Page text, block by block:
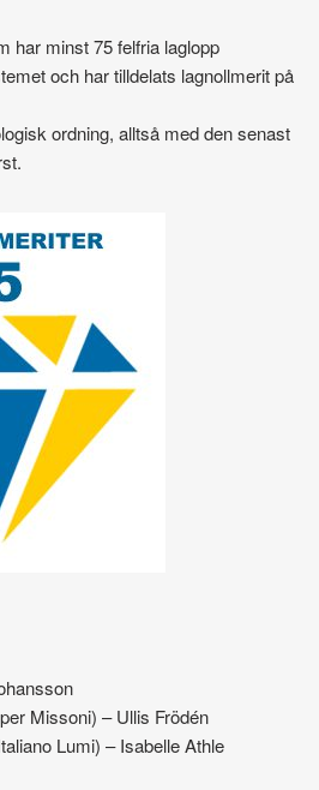
har minst 75 felfria laglopp
och har tilldelats lagnollmerit på
ordning, alltså med den senast
Missoni) – Ullis Frödén
Lumi) – Isabelle Athle